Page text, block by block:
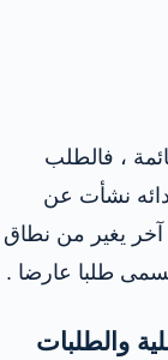
، فالطلب
نشأت عن
آخر يغير من نطاق
طلبا عارضا .
والطلبات